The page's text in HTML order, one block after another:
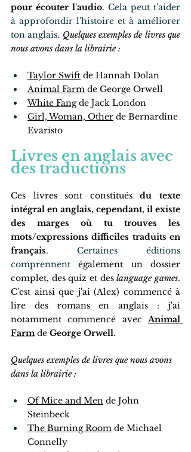
pour écouter l'audio. Cela peut t'aider
à approfondir l'histoire et à améliorer
ton anglais. Quelques exemples de livres que
nous avons dans la librairie :
Taylor Swift de Hannah Dolan
Animal Farm de George Orwell
White Fang de Jack London
Girl, Woman, Other de Bernardine
Evaristo
Livres en anglais avec
des traductions
Ces livres sont constitués du texte
intégral en anglais, cependant, il existe
des marges où tu trouves les
mots/expressions difficiles traduits en
français. Certaines éditions
comprennent également un dossier
complet, des quiz et des language games.
C'est ainsi que j'ai (Alex) commencé à
lire des romans en anglais : j'ai
notamment commencé avec Animal
Farm de George Orwell.
Quelques exemples de livres que nous avons
dans la librairie :
Of Mice and Men de John
Steinbeck
The Burning Room de Michael
Connelly